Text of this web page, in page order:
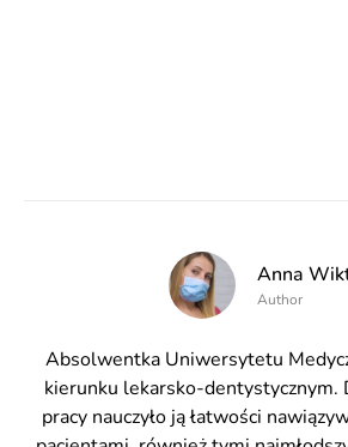
Anna
Author
Absolwentka Uniwersytetu
kierunku lekarsko-dentystycznym.
pracy nauczyło ją łatwości